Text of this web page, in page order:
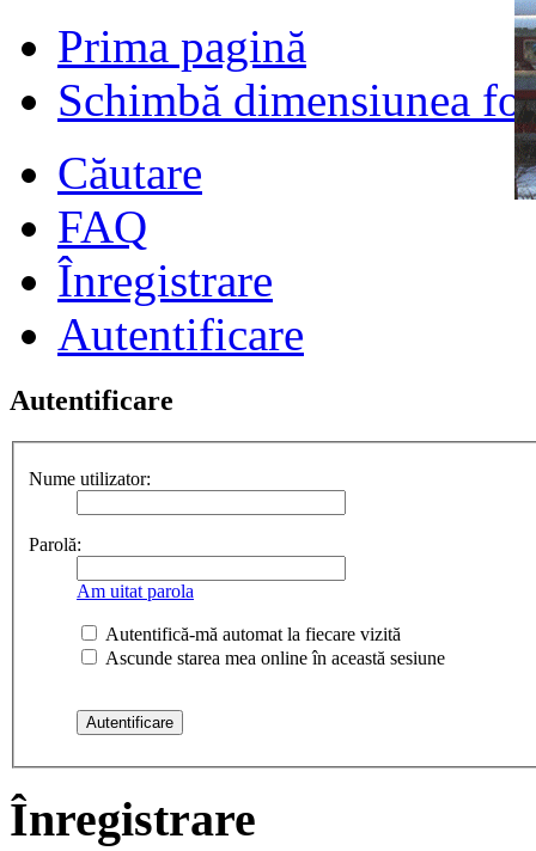
Prima pagină
Schimbă dimensiunea
Căutare
FAQ
Înregistrare
Autentificare
Autentificare
Nume utilizator:
Parolă:
Am uitat parola
Autentifică-mă automat la fiecare vizită
Ascunde starea mea online în această sesiune
Înregistrare